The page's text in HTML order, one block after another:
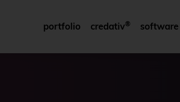
portfolio credativ® software